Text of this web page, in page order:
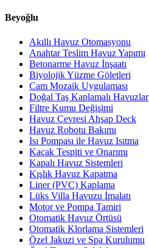
Beyoğlu
Akıllı Havuz Otomasyonu
Anahtar Teslim Havuz Yapımı
Betonarme Havuz İnşaatı
Biyolojik Yüzme Göletleri
Cam Mozaik Uygulaması
Doğal Taş Kaplamalı Havuzlar
Filtre Kumu Değişimi
Havuz Çevresi Ahşap Deck
Havuz Robotu Bakımı
Isı Pompası ile Havuz Isıtma
Kaçak Tespiti ve Onarımı
Kapalı Havuz Sistemleri
Kışlık Havuz Kapatma
Liner (PVC) Kaplama
Lüks Villa Havuzu İmalatı
Motor ve Pompa Tamiri
Otomatik Havuz Örtüsü
Otomatik Klorlama Sistemleri
Özel Jakuzi ve Spa Kurulumu